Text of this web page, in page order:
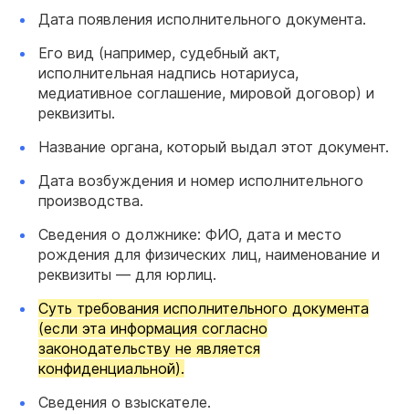
Дата появления исполнительного документа.
Его вид (например, судебный акт,
исполнительная надпись нотариуса,
медиативное соглашение, мировой договор) и
реквизиты.
Название органа, который выдал этот документ.
Дата возбуждения и номер исполнительного
производства.
Сведения о должнике: ФИО, дата и место
рождения для физических лиц, наименование и
реквизиты — для юрлиц.
Суть требования исполнительного документа
(если эта информация согласно
законодательству не является
конфиденциальной).
Сведения о взыскателе.